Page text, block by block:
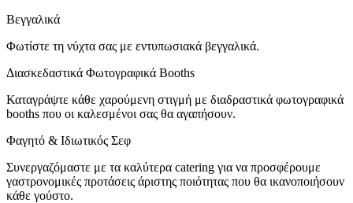
Βεγγαλικά
Φωτίστε τη νύχτα σας με εντυπωσιακά βεγγαλικά.
Διασκεδαστικά Φωτογραφικά Booths
Καταγράψτε κάθε χαρούμενη στιγμή με διαδραστικά φωτογραφικά
booths που οι καλεσμένοι σας θα αγαπήσουν.
Φαγητό & Ιδιωτικός Σεφ
Συνεργαζόμαστε με τα καλύτερα catering για να προσφέρουμε
γαστρονομικές προτάσεις άριστης ποιότητας που θα ικανοποιήσουν
κάθε γούστο.